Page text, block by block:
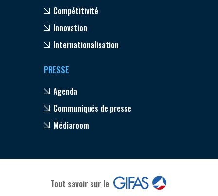
Compétitivité
Innovation
Internationalisation
PRESSE
Agenda
Communiqués de presse
Médiaroom
Tout savoir sur le